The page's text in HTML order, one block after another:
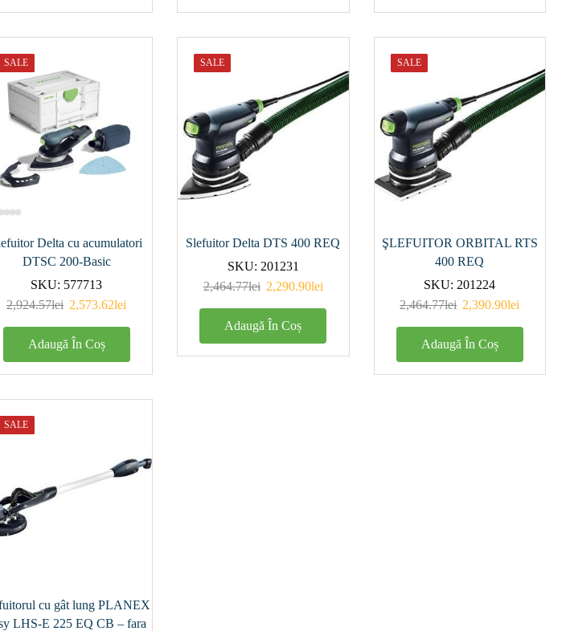
SALE
Delta cu acumulatori
DTSC 200-Basic
SKU: 577713
2,924.57lei 2,573.62lei
Adaugă În Coș
SALE
Slefuitor Delta DTS 400 REQ
SKU: 201231
2,464.77lei 2,290.90lei
Adaugă În Coș
SALE
ŞLEFUITOR ORBITAL RTS
400 REQ
SKU: 201224
2,464.77lei 2,390.90lei
Adaugă În Coș
SALE
cu gât lung PLANEX
LHS-E 225 EQ CB – fara